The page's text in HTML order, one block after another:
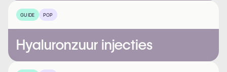
GUIDE POP
Hyaluronzuur injecties